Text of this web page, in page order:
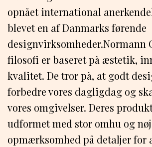
opnået international
blevet en af Danmarks førende
designvirksomheder.Normann
filosofi er baseret på æstetik,
kvalitet. De tror på, at godt
forbedre vores dagligdag og
vores omgivelser. Deres
udformet med stor omhu og
opmærksomhed på detaljer for